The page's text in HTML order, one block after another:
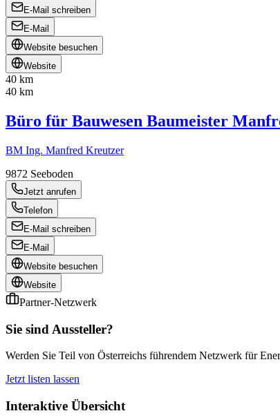
E-Mail schreiben
E-Mail
Website besuchen
Website
40 km
40 km
Büro für Bauwesen Baumeister
BM Ing. Manfred Kreutzer
9872 Seeboden
Jetzt anrufen
Telefon
E-Mail schreiben
E-Mail
Website besuchen
Website
Partner-Netzwerk
Sie sind Aussteller?
Werden Sie Teil von Österreichs führendem Netzwerk für
Jetzt listen lassen
Interaktive Übersicht